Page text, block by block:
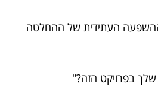
העתידית של ההחלטה
בפרויקט הזה?"